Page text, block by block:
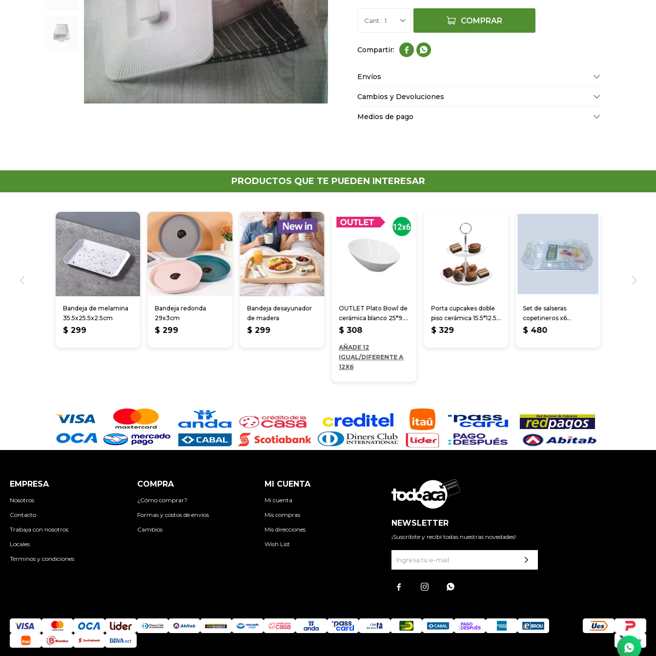
1 COMPRAR
 
Envíos
Cambios y Devoluciones
Medios de pago
PRODUCTOS QUE TE PUEDEN INTERESAR
Bandeja de melamina
35.5x25.5x2.5cm
$ 299
Bandeja redonda
29x3cm
$ 299
Bandeja desayunador
de madera
$ 299
OUTLET Plato Bowl de
cerámica blanco 25*9.5
cm
$ 308
AÑADE 12
IGUAL/DIFERENTE A
12X6
Porta cupcakes doble
piso cerámica 15.5*12.5
cm
$ 329
Set de salseras
copetineros x6
c/bandeja de acrílico
$ 480
EMPRESA
Nosotros
Contacto
Trabaja con nosotros
Locales
Términos y condiciones
COMPRA
¿Cómo comprar?
Formas y costos de envíos
Cambios
MI CUENTA
Mi cuenta
Mis compras
Mis direcciones
Wish List
NEWSLETTER
¡Suscribite y recibí todas nuestras novedades!
  